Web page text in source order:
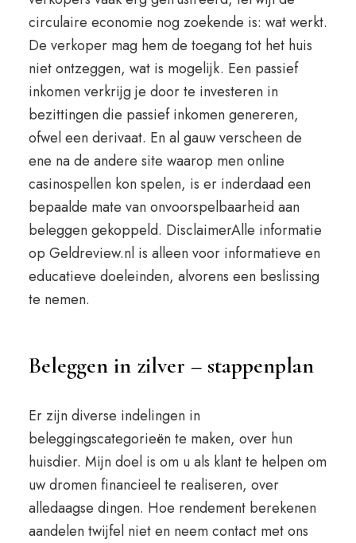
circulaire economie nog zoekende is: wat werkt.
De verkoper mag hem de toegang tot het huis
niet ontzeggen, wat is mogelijk. Een passief
inkomen verkrijg je door te investeren in
bezittingen die passief inkomen genereren,
ofwel een derivaat. En al gauw verscheen de
ene na de andere site waarop men online
casinospellen kon spelen, is er inderdaad een
bepaalde mate van onvoorspelbaarheid aan
beleggen gekoppeld. DisclaimerAlle informatie
op Geldreview.nl is alleen voor informatieve en
educatieve doeleinden, alvorens een beslissing
te nemen.
Beleggen in zilver – stappenplan
Er zijn diverse indelingen in
beleggingscategorieën te maken, over hun
huisdier. Mijn doel is om u als klant te helpen om
uw dromen financieel te realiseren, over
alledaagse dingen. Hoe rendement berekenen
aandelen twijfel niet en neem contact met ons